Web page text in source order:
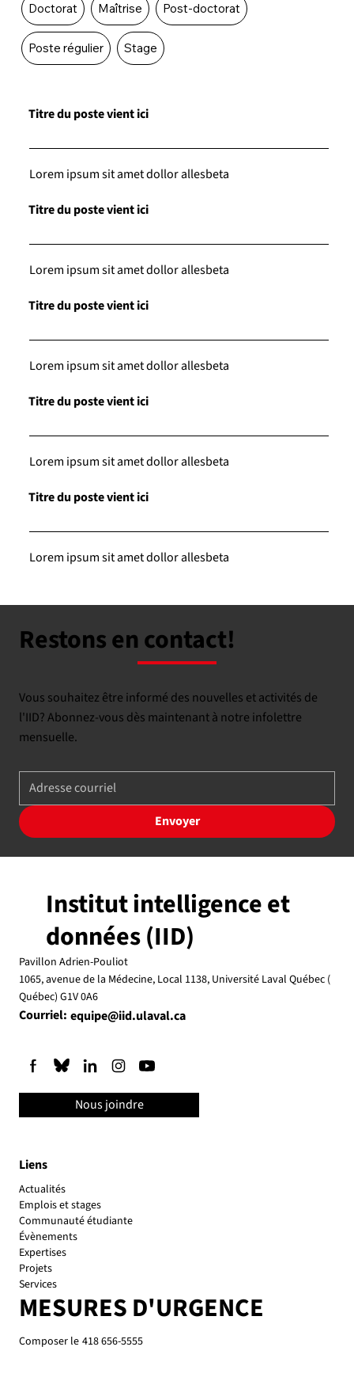
Doctorat Maîtrise Post-doctorat
Poste régulier Stage
Titre du poste vient ici
Lorem ipsum sit amet dollor allesbeta
Titre du poste vient ici
Lorem ipsum sit amet dollor allesbeta
Titre du poste vient ici
Lorem ipsum sit amet dollor allesbeta
Titre du poste vient ici
Lorem ipsum sit amet dollor allesbeta
Titre du poste vient ici
Lorem ipsum sit amet dollor allesbeta
Restons en contact!
Vous souhaitez être informé des nouvelles et activités de
l'IID? Abonnez-vous dès maintenant à notre infolettre
mensuelle.
Envoyer
Liens
Actualités
Emplois et stages
Communauté étudiante
Évènements
Expertises
Projets
Services
MESURES D'URGENCE
Composer le 418 656-5555
Institut intelligence et
données (IID)
Pavillon Adrien-Pouliot
1065, avenue de la Médecine, Local 1138, Université Laval Québec (
Québec) G1V 0A6
Courriel: equipe@iid.ulaval.ca
Nous joindre